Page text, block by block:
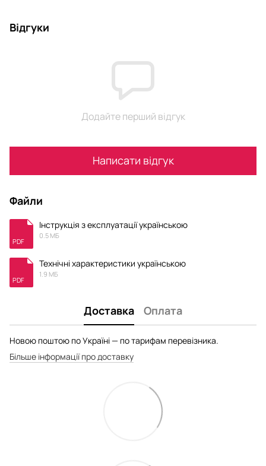
Відгуки
Додайте перший відгук
Написати відгук
Файли
PDF
Інструкція з експлуатації українською
0.5 МБ
PDF
Технічні характеристики українською
1.9 МБ
Доставка Оплата
Новою поштою по Україні — по тарифам перевізника.
Більше інформації про доставку